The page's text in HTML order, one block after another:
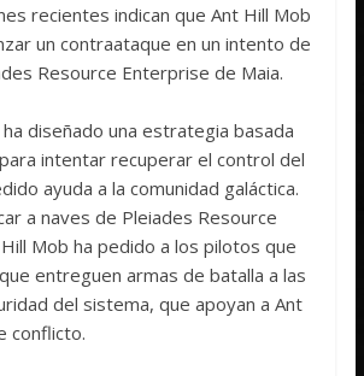
recientes indican que Ant Hill Mob
un contraataque en un intento de
Resource Enterprise de Maia.
diseñado una estrategia basada
intentar recuperar el control del
ayuda a la comunidad galáctica.
a naves de Pleiades Resource
Mob ha pedido a los pilotos que
entreguen armas de batalla a las
del sistema, que apoyan a Ant
conflicto.